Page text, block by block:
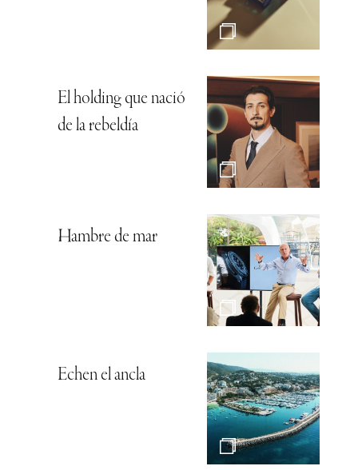
El holding que nació
de la rebeldía
Hambre de mar
Echen el ancla